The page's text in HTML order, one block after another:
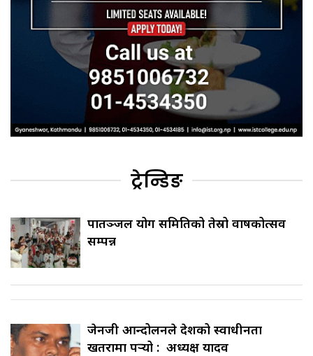
ट्रेन्डिङ
पातञ्जल योग समितिको तेस्रो वार्षिकोत्सव
सम्पन्न
जेनजी आन्दोलनले देशको स्वाधीनता
खतरामा पर्‍यो : अध्यक्ष यादव